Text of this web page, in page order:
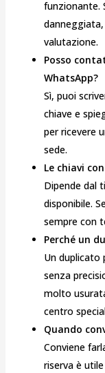
funzionante.
valutazione.
Posso
WhatsApp?
Sì, puoi
chiave e
per ricevere
sede.
Le chiavi
Dipende dal
disponibile.
sempre con
Perché un
Un duplicato
senza
molto
centro
Quando
Conviene
riserva è